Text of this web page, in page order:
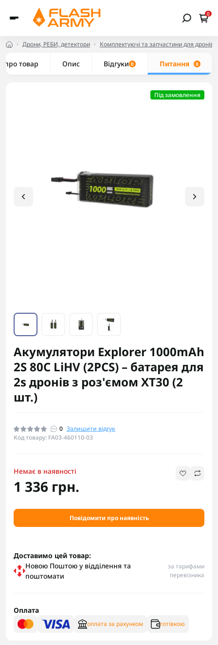
0
Дрони, РЕБИ, детектори Комплектуючі та запчастини для дронів
про товар Опис Відгуки 0 Питання 0
Під замовлення
Акумулятори Explorer 1000mAh
2S 80C LiHV (2PCS) – батарея для
2s дронів з роз'ємом XT30 (2
шт.)
0 Залишити відгук
Код товару: FA03-460110-03
Немає в наявності
1 336 грн.
Повідомити про наявність
Доставимо цей товар:
Новою Поштою у відділення та
поштомати
за тарифами
перевізника
Оплата
оплата за рахунком готівкою